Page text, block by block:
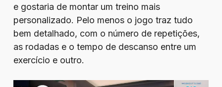
e gostaria de montar um treino mais
personalizado. Pelo menos o jogo traz tudo
bem detalhado, com o número de repetições,
as rodadas e o tempo de descanso entre um
exercício e outro.